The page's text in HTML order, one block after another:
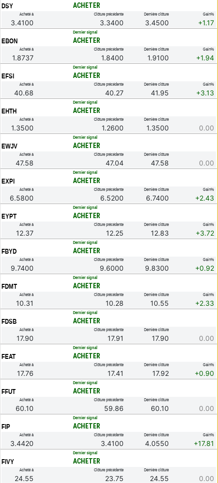
DSY ACHETER
Acheté à
3.4100
Clôture précédente
3.3400
Dernière clôture
3.4500
Gain%
+1.17
EBON
Dernier signal
ACHETER
Acheté à
1.8737
Clôture précédente
1.8400
Dernière clôture
1.9100
Gain%
+1.94
EFSI
Dernier signal
ACHETER
Acheté à
40.68
Clôture précédente
40.27
Dernière clôture
41.95
Gain%
+3.13
EHTH
Dernier signal
ACHETER
Acheté à
1.3500
Clôture précédente
1.2600
Dernière clôture
1.3500 0.00
EWJV
Dernier signal
ACHETER
Acheté à
47.58
Clôture précédente
47.04
Dernière clôture
47.58 0.00
EXPI
Dernier signal
ACHETER
Acheté à
6.5800
Clôture précédente
6.5200
Dernière clôture
6.7400
Gain%
+2.43
EYPT
Dernier signal
ACHETER
Acheté à
12.37
Clôture précédente
12.25
Dernière clôture
12.83
Gain%
+3.72
FBYD
Dernier signal
ACHETER
Acheté à
9.7400
Clôture précédente
9.6000
Dernière clôture
9.8300
Gain%
+0.92
FDMT
Dernier signal
ACHETER
Acheté à
10.31
Clôture précédente
10.28
Dernière clôture
10.55
Gain%
+2.33
FDSB
Dernier signal
ACHETER
Acheté à
17.90
Clôture précédente
17.91
Dernière clôture
17.90 0.00
FEAT
Dernier signal
ACHETER
Acheté à
17.76
Clôture précédente
17.41
Dernière clôture
17.92
Gain%
+0.90
FFUT
Dernier signal
ACHETER
Acheté à
60.10
Clôture précédente
59.86
Dernière clôture
60.10 0.00
FIP
Dernier signal
ACHETER
Acheté à
3.4420
Clôture précédente
3.4100
Dernière clôture
4.0550
Gain%
+17.81
FIVY
Dernier signal
ACHETER
Acheté à
24.55
Clôture précédente
23.75
Dernière clôture
24.55 0.00